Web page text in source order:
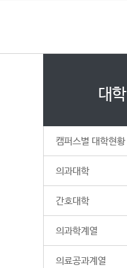
대학
캠퍼스별 대학현황
의과대학
간호대학
의과학계열
의료공과계열
로